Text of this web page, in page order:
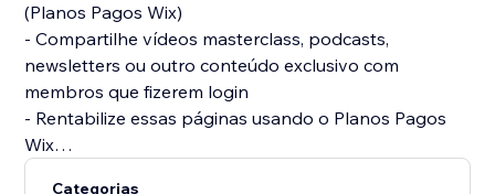
(Planos Pagos Wix)
- Compartilhe vídeos masterclass, podcasts,
newsletters ou outro conteúdo exclusivo com
membros que fizerem login
- Rentabilize essas páginas usando o Planos Pagos
Wix
Categorias